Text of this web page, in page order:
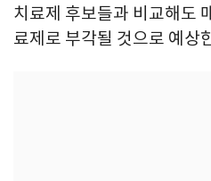
치료제 후보들과 비교해도
료제로 부각될 것으로 예상